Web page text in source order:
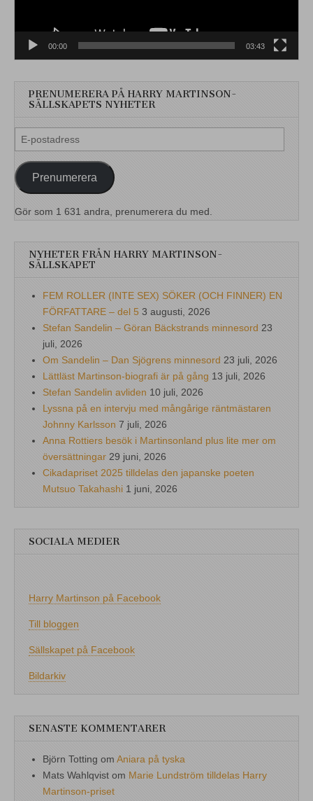
00:00 03:43
PRENUMERERA PÅ HARRY MARTINSON-
SÄLLSKAPETS NYHETER
E-
postadress
Prenumerera
Gör som 1 631 andra, prenumerera du med.
NYHETER FRÅN HARRY MARTINSON-
SÄLLSKAPET
FEM ROLLER (INTE SEX) SÖKER (OCH FINNER) EN
FÖRFATTARE – del 5 3 augusti, 2026
Stefan Sandelin – Göran Bäckstrands minnesord 23
juli, 2026
Om Sandelin – Dan Sjögrens minnesord 23 juli, 2026
Lättläst Martinson-biografi är på gång 13 juli, 2026
Stefan Sandelin avliden 10 juli, 2026
Lyssna på en intervju med mångårige räntmästaren
Johnny Karlsson 7 juli, 2026
Anna Rottiers besök i Martinsonland plus lite mer om
översättningar 29 juni, 2026
Cikadapriset 2025 tilldelas den japanske poeten
Mutsuo Takahashi 1 juni, 2026
SOCIALA MEDIER
Harry Martinson på Facebook
Till bloggen
Sällskapet på Facebook
Bildarkiv
SENASTE KOMMENTARER
Björn Totting om Aniara på tyska
Mats Wahlqvist om Marie Lundström tilldelas Harry
Martinson-priset